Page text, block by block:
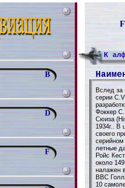
B
D
F
К
Вслед
серии
Фоккер
Сюиза
1934г.. В
своего
летные
Ройс
около
налажен
ВВС
10